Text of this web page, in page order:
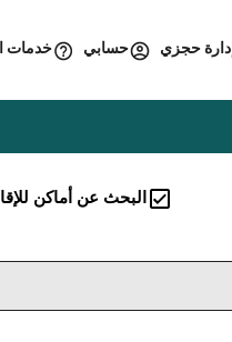
إدارة حجزي حسابي خدمات
البحث عن أماكن